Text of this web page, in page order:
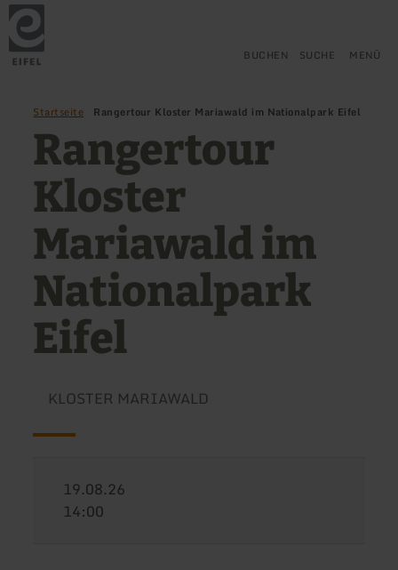
Zurück
zur
Startseite
BUCHEN SUCHE MENÜ
Startseite Rangertour Kloster Mariawald im Nationalpark Eifel
Rangertour
Kloster
Mariawald im
Nationalpark
Eifel
KLOSTER MARIAWALD
19.08.26
14:00